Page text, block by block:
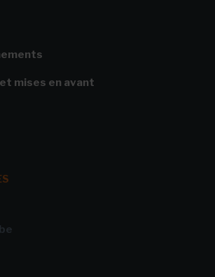
mises en avant